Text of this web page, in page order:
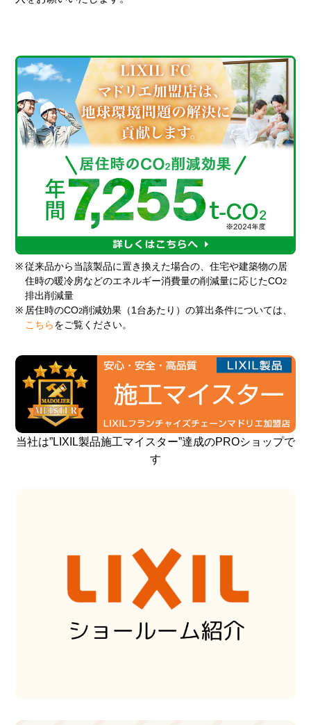
※ 従来品から当該製品に置き換えた場合の、住宅や建築物の居
住時の暖冷房などのエネルギー消費量の削減量に応じたCO2
排出削減量
※ 居住時のCO2削減効果（1台あたり）の算出条件については、
こちら をご覧ください。
当社は”LIXIL製品施工マイスター”達成のPROショップで
す